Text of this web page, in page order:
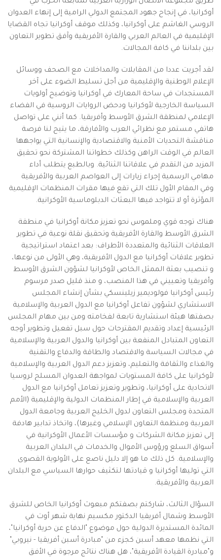
أوكرانيا، في إنجاح جهود المجتمع الدولي الرامية إلى إنهاء العدوان
الروسي الغاشم على أوكرانيا، وكذلك موقف أوكرانيا تجاه القضايا
الإقليمية في العالم العربي والقارة الأفريقية وآفق تطوير التعاون
بين بلداننا في كافة المجالات.
لقد أجريت عددا من المقابلات والمداخلات مع الصحف ووسائل
الإعلام الوطنية والإقليمية من أجل تسليط الضوء على آخر
المستجدات في ساحة المعارك في أوكرانيا وتوضيح أولويات
السياسة الخارجية لأوكرانيا ودحض الروايات الروسية في الفضاء
الإعلامي لمنطقة الشرق الأوسط وأفريقيا. كما أنني على تواصل
هاتفي مستمر مع نظرائي العرب والأفارقة، ما يتيح لنا فرصة
مناقشة التحديات الأمنية والاقتصادية والإنسانية التي يواجهها
العالم في الوقت الراهن وكذلك خطواتنا المشتركة نحو تحقيق
المزيد من التقدم في علاقاتنا الثنائية. وبالطبع يتطلب أداء
مهامي الرسمية إجراء زيارات إلى العواصم العربية والأفريقية
وفي المقام الأول تلك التي تقع فيها مقرات المنظمات الإقليمية
المؤثرة أو لا تتواجد فيها البعثات الدبلوماسية الأوكرانية.
هناك توجه قوي وملموس نحو تعزيز مكانة أوكرانيا في منطقة
الشرق الأوسط والقارة الأفريقية وتحقيق نقلة نوعية في تطوير
العلاقات الثنائية والمتعددة الأطراف: بعد اعتماد استراتيجية
تطوير علاقات أوكرانيا مع الدول الأفريقية، وهي الأولى من نوعها،
و تنصيب بعثة الممثل الخاص لأوكرانيا لشؤون الشرق الأوسط
وأفريقيا وتعييني في هذا المنصب، و منذ قليل صدر مرسوم
رئيس أوكرانيا فولوديمير زيلينسكي بشأن إنشاء المجلس
الاستشاري لشؤون تفاعل أوكرانيا مع الدول العربية والإسلامية
بصفتها هيئة استشارية تابعة لفخامته ومن بين مهام المجلس
الرئيسية إعداد وتقديم المقترحات حول سبل تفعيل وتطوير أوجه
التعاون المتبادل المنفعة بين أوكرانيا والدول العربية والإسلامية
في مجالات السياسة والاقتصاد والطاقة والدفاع والتقنية
والغذاء والثقافة والتعليم، وتعزيز دعم الدول العربية والإسلامية
لأوكرانيا على كافة المستويات لمواجهة العدوان المسلح لروسيا
الاتحادية على أوكرانيا، وتطوير وتعزيز تعامل أوكرانيا مع الدول
العربية والإسلامية في إطار المنظمات الدولية والإقليمية (الأمم
المتحدة ومجلس التعاون لدول الخليج العربية وجامعة الدول
العربية ومنظمة التعاون الإسلامي وغيرها)، واتخاذ تدابير هادفة
إلى تعزيز مكانة الشركات و مؤسسات الأعمال الأوكرانية في
أسواق السلع ورؤوس الأموال والخدمات في البلدان العربية
والإسلامية. كل ذلك ما هو إلا دليل ناصع على الأولوية القصوى
التي توليها أوكرانيا و قيادتها لتكثيف حوارها السياسي مع البلدان
العربية والأفريقية.
السؤال الثالث، شاركتم بصفتكم مبعوث أوكرانيا الخاص للشرق
الأوسط وشمال أفريقيا الدكتور مكسيم نهاية شهر أوت في
المائدة المستديرة الدولية حول موضوع "الدفاع عن حرية أوكرانيا"،
التي نظمها معهد أسبن كجزء من "مبادرة أسبن أفريقيا - نيروبي"
و"مبادرة القيادة الأفريقية"، هل هناك نتائج مرجوة في الأفق